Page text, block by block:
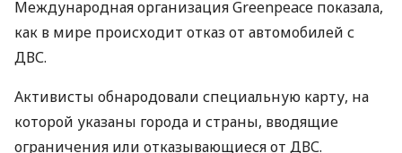
Международная организация Greenpeace показала,
как в мире происходит отказ от автомобилей с
ДВС.
Активисты обнародовали специальную карту, на
которой указаны города и страны, вводящие
ограничения или отказывающиеся от ДВС.